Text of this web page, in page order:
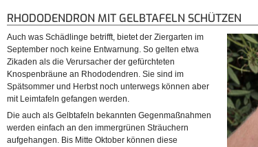
RHODODENDRON MIT GELBTAFELN SCHÜTZEN
Auch was Schädlinge betrifft, bietet der Ziergarten im
September noch keine Entwarnung. So gelten etwa
Zikaden als die Verursacher der gefürchteten
Knospenbräune an Rhododendren. Sie sind im
Spätsommer und Herbst noch unterwegs können aber
mit Leimtafeln gefangen werden.
Die auch als Gelbtafeln bekannten Gegenmaßnahmen
werden einfach an den immergrünen Sträuchern
aufgehangen. Bis Mitte Oktober können diese